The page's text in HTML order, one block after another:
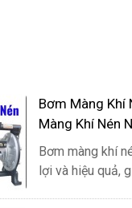
Van
ra.
Bơm Màng Khí
Màng Khí Nén
Bơm màng khí
lợi và hiệu quả,